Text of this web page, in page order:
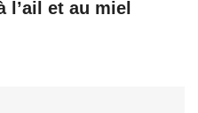
l’ail et au miel